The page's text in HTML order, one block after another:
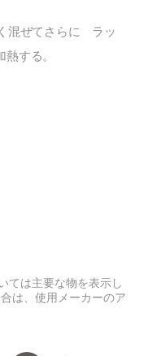
混ぜてさらに ラッ
する。
ては主要な物を表示し
は、使用メーカーのア